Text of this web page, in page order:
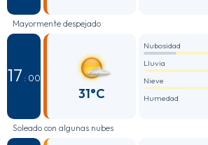
Mayormente despejado
17 : 00
31°C
Nubosidad
Lluvia
Nieve
Humedad
Soleado con algunas nubes